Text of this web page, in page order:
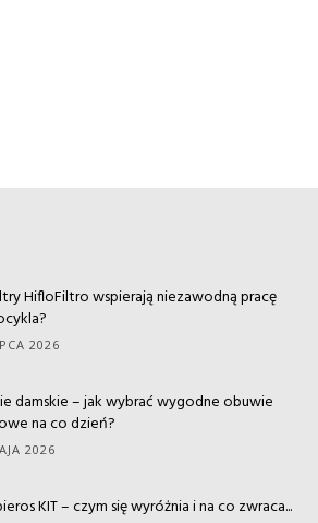
HifloFiltro wspierają niezawodną pracę
2026
damskie – jak wybrać wygodne obuwie
na co dzień?
2026
KIT – czym się wyróżnia i na co zwraca...